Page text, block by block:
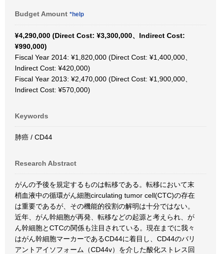
Budget Amount *help
¥4,290,000 (Direct Cost: ¥3,300,000、Indirect Cost:
¥990,000)
Fiscal Year 2014: ¥1,820,000 (Direct Cost: ¥1,400,000、
Indirect Cost: ¥420,000)
Fiscal Year 2013: ¥2,470,000 (Direct Cost: ¥1,900,000、
Indirect Cost: ¥570,000)
Keywords
肺癌 / CD44
Research Abstract
がんの予後を規定するものは転移である。転移において末
梢血液中の循環がん細胞circulating tumor cell(CTC)の存在
は重要であるが、その機能的役割の解明は十分ではない。
近年、がん幹細胞が再発、転移などの起源と考えられ、が
ん幹細胞とCTCの関係も注目されている。現在までに我々
はがん幹細胞マーカーであるCD44に着目し、CD44のバリ
アントアイソフォーム（CD44v）を介した酸化ストレス回